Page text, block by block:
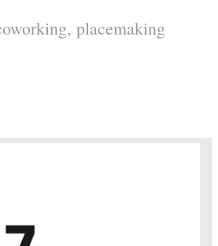
placemaking